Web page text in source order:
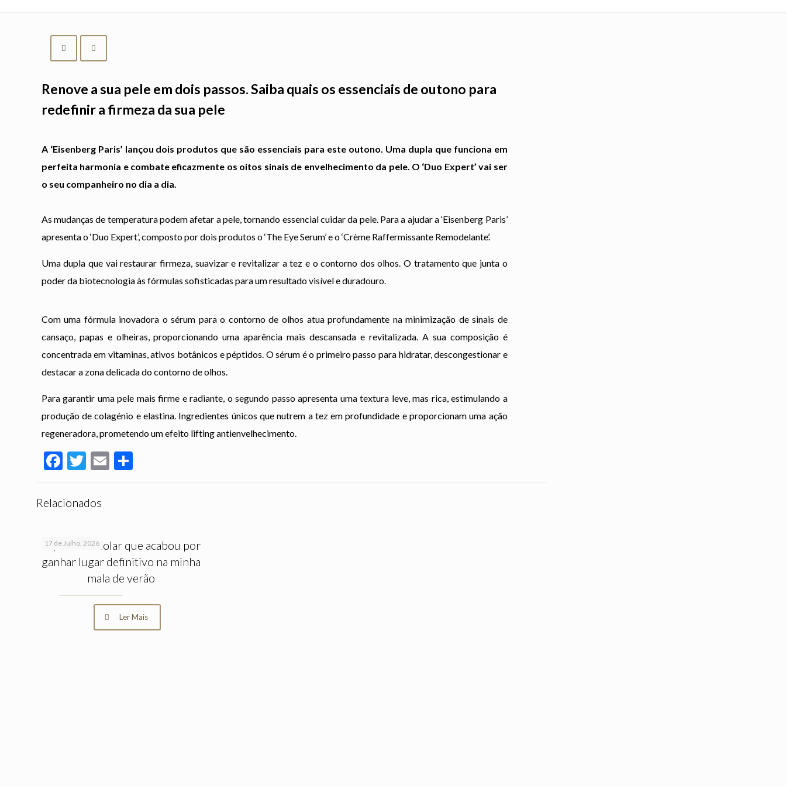
Renove a sua pele em dois passos. Saiba quais os essenciais de outono para
redefinir a firmeza da sua pele
A ‘Eisenberg Paris’ lançou dois produtos que são essenciais para este outono. Uma dupla que funciona em
perfeita harmonia e combate eficazmente os oitos sinais de envelhecimento da pele. O ‘Duo Expert’ vai ser
o seu companheiro no dia a dia.
As mudanças de temperatura podem afetar a pele, tornando essencial cuidar da pele. Para a ajudar a ‘Eisenberg Paris’
apresenta o ‘Duo Expert’, composto por dois produtos o ‘The Eye Serum’ e o ‘Crème Raffermissante Remodelante’.
Uma dupla que vai restaurar firmeza, suavizar e revitalizar a tez e o contorno dos olhos. O tratamento que junta o
poder da biotecnologia às fórmulas sofisticadas para um resultado visível e duradouro.
Com uma fórmula inovadora o sérum para o contorno de olhos atua profundamente na minimização de sinais de
cansaço, papas e olheiras, proporcionando uma aparência mais descansada e revitalizada. A sua composição é
concentrada em vitaminas, ativos botânicos e péptidos. O sérum é o primeiro passo para hidratar, descongestionar e
destacar a zona delicada do contorno de olhos.
Para garantir uma pele mais firme e radiante, o segundo passo apresenta uma textura leve, mas rica, estimulando a
produção de colagénio e elastina. Ingredientes únicos que nutrem a tez em profundidade e proporcionam uma ação
regeneradora, prometendo um efeito lifting antienvelhecimento.
Facebook
Twitter
EmailPartilhar
Relacionados
17 de Julho, 2026
O protetor solar que acabou por
ganhar lugar definitivo na minha
mala de verão
Ler Mais